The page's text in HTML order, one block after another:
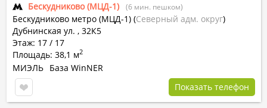
Бескудниково (МЦД-1) (6 мин. пешком)
Бескудниково метро (МЦД-1) (Северный адм. округ)
Дубнинская ул. , 32К5
Этаж: 17 / 17
Площадь: 38,1 м2
МИЭЛЬ База WinNER
Показать телефон